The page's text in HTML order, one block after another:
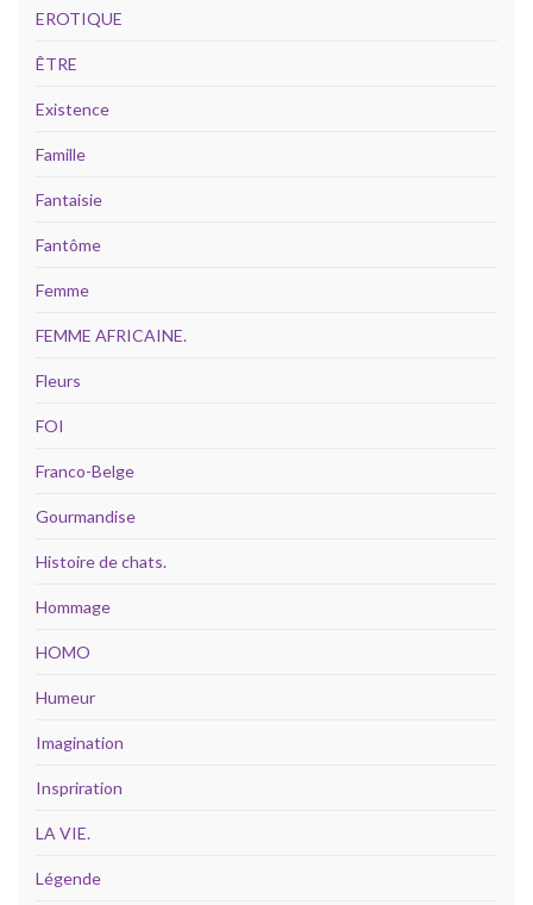
EROTIQUE
ÊTRE
Existence
Famille
Fantaisie
Fantôme
Femme
FEMME AFRICAINE.
Fleurs
FOI
Franco-Belge
Gourmandise
Histoire de chats.
Hommage
HOMO
Humeur
Imagination
Inspriration
LA VIE.
Légende